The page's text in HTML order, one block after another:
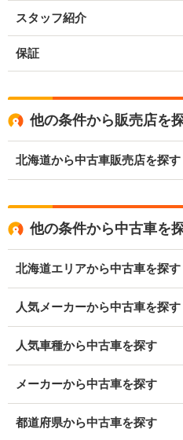
スタッフ紹介
保証
他の条件から販売店を
北海道から中古車販売店を探す
他の条件から中古車を
北海道エリアから中古車を探す
人気メーカーから中古車を探す
人気車種から中古車を探す
メーカーから中古車を探す
都道府県から中古車を探す